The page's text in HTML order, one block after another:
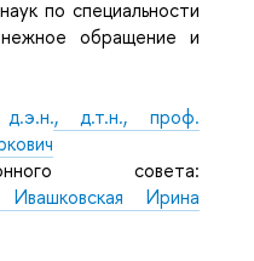
по специальности
обращение и
д.э.н., д.т.н., проф.
совета:
Ирина